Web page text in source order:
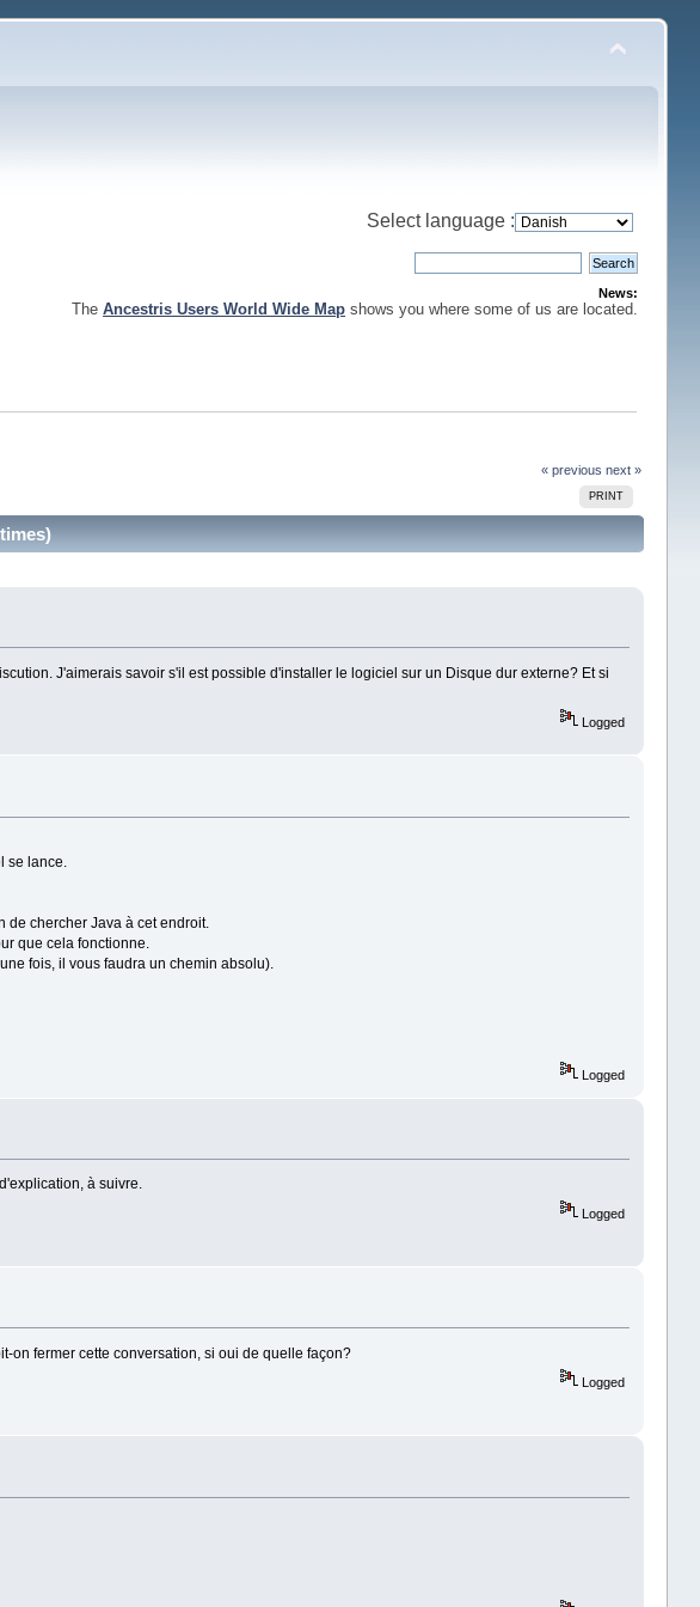
Select language :
News:
TheAncestris Users World Wide Map shows you where some of us are located.
« previous next »
PRINT
J'aimerais savoir s'il est possible d'installer le logiciel sur un Disque dur externe? Et si
Logged
se lance.
de chercher Java à cet endroit.
que cela fonctionne.
fois, il vous faudra un chemin absolu).
Logged
à suivre.
Logged
on fermer cette conversation, si oui de quelle façon?
Logged